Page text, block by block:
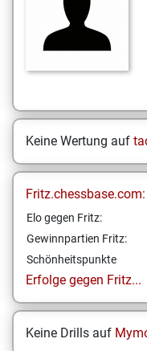
Keine Wertung auf
Fritz.chessbase.com:
Elo gegen Fritz:
Gewinnpartien Fritz:
Schönheitspunkte
Erfolge gegen Fritz...
Keine Drills auf